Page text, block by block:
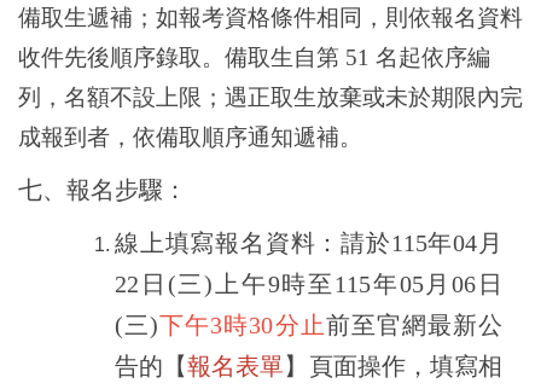
備取生遞補；如報考資格條件相同，則依報名資料
收件先後順序錄取。備取生自第 51 名起依序編
列，名額不設上限；遇正取生放棄或未於期限內完
成報到者，依備取順序通知遞補。
七、報名步驟：
線上填寫報名資料：請於115年04月
22日(三)上午9時至115年05月06日
(三)下午3時30分止前至官網最新公
告的【報名表單】頁面操作，填寫相